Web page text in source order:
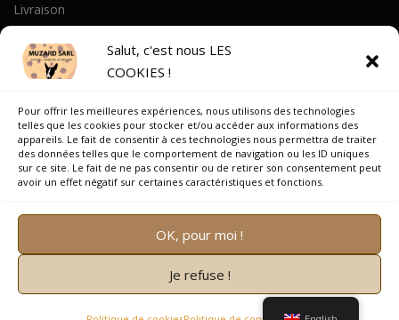
Salut, c'est nous LES
COOKIES !
Pour offrir les meilleures expériences, nous utilisons des technologies
telles que les cookies pour stocker et/ou accéder aux informations des
appareils. Le fait de consentir à ces technologies nous permettra de traiter
des données telles que le comportement de navigation ou les ID uniques
sur ce site. Le fait de ne pas consentir ou de retirer son consentement peut
avoir un effet négatif sur certaines caractéristiques et fonctions.
OK, pour moi !
Je refuse !
Livraison
Notre Histoire
On parle de nous
Recrutement
Copyright © 2026 Muzard SARL
FameThemes. Traduit par Wp Trads.